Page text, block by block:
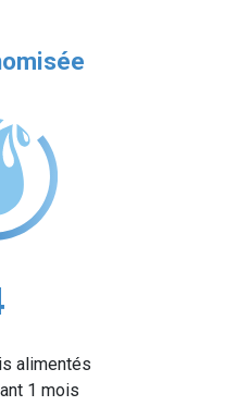
alimentés
1 mois